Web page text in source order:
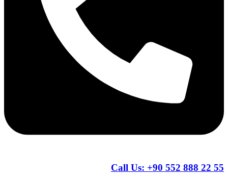
Call Us: +90 552 888 22 55